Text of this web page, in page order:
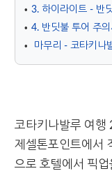
3. 하이라이트 - 반
4. 반딧불 투어 주
마무리 - 코타키나
코타키나발루 여행
제셀톤포인트에서
으로 호텔에서 픽